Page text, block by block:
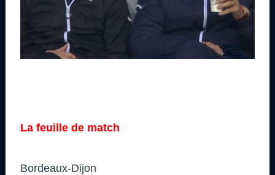
La feuille de match
Bordeaux-Dijon